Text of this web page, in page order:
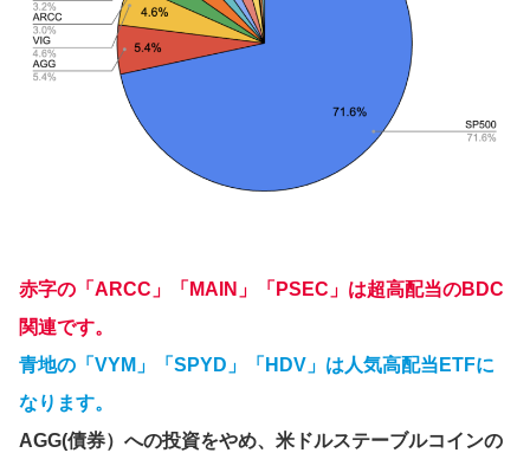
赤字の「ARCC」「MAIN」「PSEC」は超高配当のBDC
関連です。
青地の「VYM」「SPYD」「HDV」は人気高配当ETFに
なります。
AGG(債券）への投資をやめ、米ドルステーブルコインの